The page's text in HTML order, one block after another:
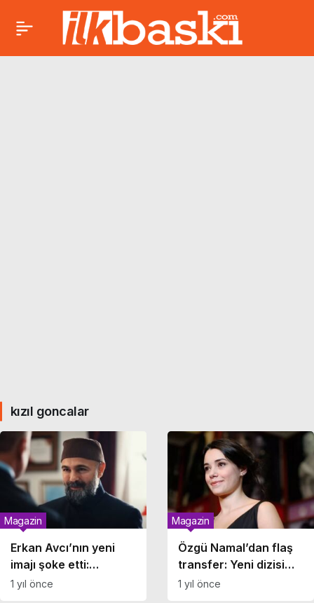
kızıl goncalar
Erkan Avcı’nın yeni
imajı şoke etti:
Görenler tanıyamadı!
Magazin
1 yıl önce
Özgü Namal’dan flaş
transfer: Yeni dizisi
belli oldu!
Magazin
1 yıl önce